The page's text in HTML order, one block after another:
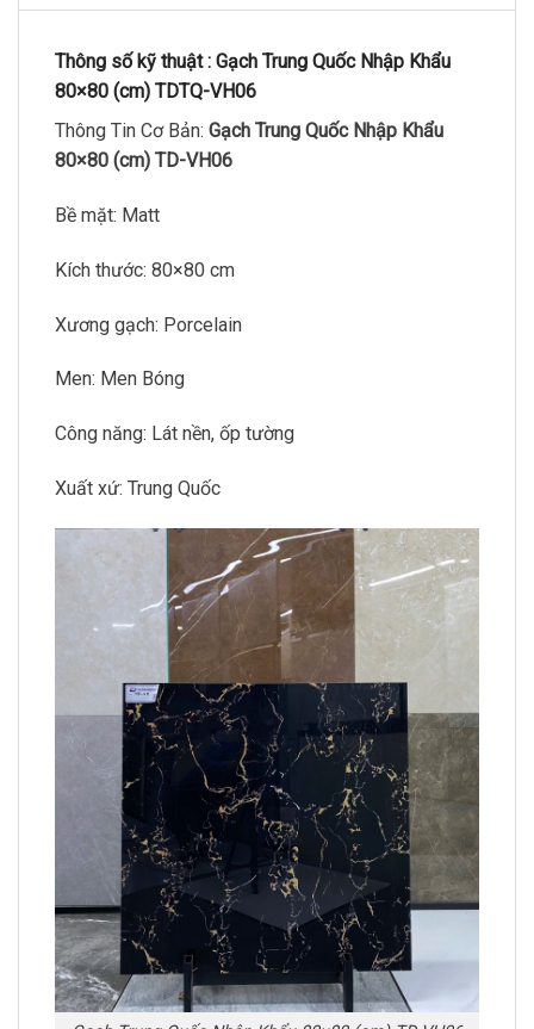
Thông số kỹ thuật : Gạch Trung Quốc Nhập Khẩu
80×80 (cm) TDTQ-VH06
Thông Tin Cơ Bản: Gạch Trung Quốc Nhập Khẩu
80×80 (cm) TD-VH06
Bề mặt: Matt
Kích thước: 80×80 cm
Xương gạch: Porcelain
Men: Men Bóng
Công năng: Lát nền, ốp tường
Xuất xứ: Trung Quốc